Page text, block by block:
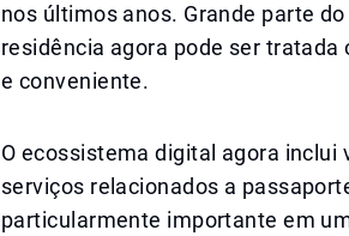
nos últimos anos. Grande parte
residência agora pode ser
e conveniente.
O ecossistema digital agora
serviços relacionados a
particularmente importante em